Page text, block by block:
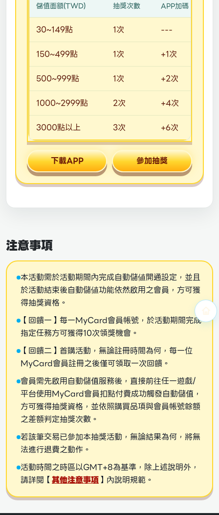
儲值面額(TWD) 抽獎次數 APP加碼
30~149點 1次
---
150~499點
1次
+1次
500~999點
1次
+2次
1000~2999點
2次
+4次
3000點以上
3次 +6次
下載APP 參加抽獎
注意事項
本活動需於活動期間內完成自動儲値開通設定，並且
於活動結束後自動儲値功能依然啟用之會員，方可獲
得抽獎資格。
【回饋一】每一MyCard會員帳號，於活動期間完成
指定任務方可獲得10次領獎機會。
【回饋二】首購活動，無論註冊時間為何，每一位
MyCard會員註冊之後僅可領取一次回饋。
會員需先啟用自動儲值服務後，直接前往任一遊戲/
平台使用MyCard會員扣點付費成功觸發自動儲值，
方可獲得抽獎資格，並依照購買品項與會員帳號餘額
之差額判定抽獎次數。
若該筆交易已參加本抽獎活動，無論結果為何，將無
法進行退費之動作。
活動時間之時區以GMT+8為基準，除上述說明外，
請詳閱【其他注意事項】內說明規範。